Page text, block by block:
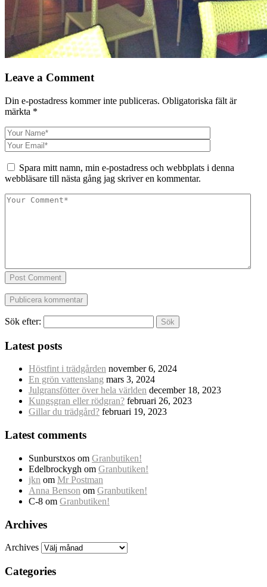
Leave a Comment
Din e-postadress kommer inte publiceras. Obligatoriska fält är
märkta *
Spara mitt namn, min e-postadress och webbplats i denna
webbläsare till nästa gång jag skriver en kommentar.
Post Comment
Sök efter:
Latest posts
Höstfint i trädgården november 6, 2024
En grön vattenslang mars 3, 2024
Julgransfötter över hela världen december 18, 2023
Kungsgran eller rödgran? februari 26, 2023
Gillar du trädgård? februari 19, 2023
Latest comments
Sunburstxos om Granbutiken!
Edelbrockygh om Granbutiken!
jkn om Mr Postman
Anna Benson om Granbutiken!
C-8 om Granbutiken!
Archives
Archives
Categories